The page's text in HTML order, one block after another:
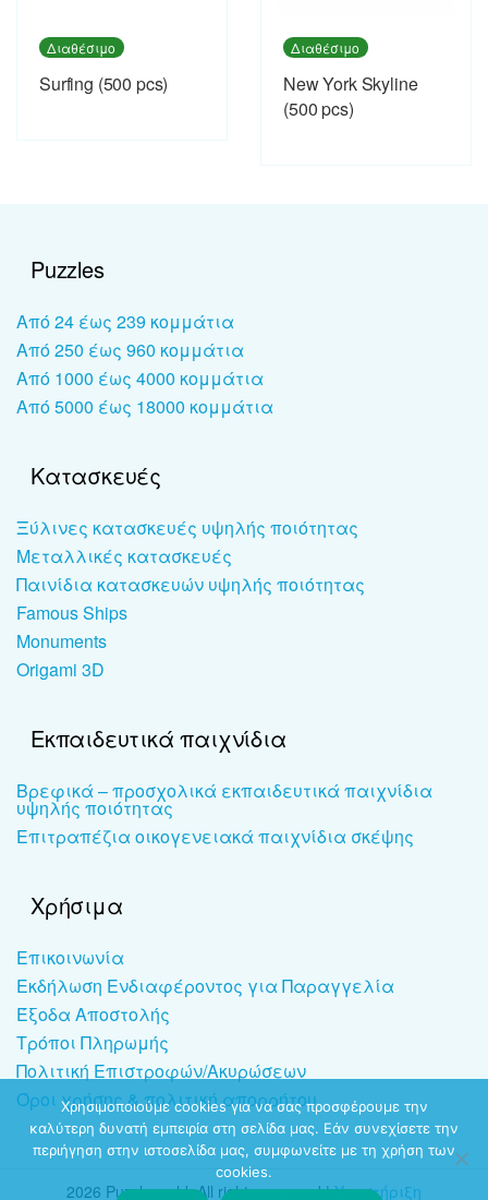
Διαθέσιμο
Surfing (500 pcs)
Διαθέσιμο
New York Skyline
(500 pcs)
Puzzles
Από 24 έως 239 κομμάτια
Από 250 έως 960 κομμάτια
Από 1000 έως 4000 κομμάτια
Από 5000 έως 18000 κομμάτια
Κατασκευές
Ξύλινες κατασκευές υψηλής ποιότητας
Μεταλλικές κατασκευές
Παινίδια κατασκευών υψηλής ποιότητας
Famous Ships
Monuments
Origami 3D
Εκπαιδευτικά παιχνίδια
Βρεφικά – προσχολικά εκπαιδευτικά παιχνίδια
υψηλής ποιότητας
Επιτραπέζια οικογενειακά παιχνίδια σκέψης
Χρήσιμα
Επικοινωνία
Εκδήλωση Ενδιαφέροντος για Παραγγελία
Έξοδα Αποστολής
Τρόποι Πληρωμής
Πολιτική Επιστροφών/Ακυρώσεων
Όροι χρήσης & πολιτική απορρήτου
2026 Puzzleworld. All rights reserved |Υποστήριξη
Χρησιμοποιούμε cookies για να σας προσφέρουμε την
καλύτερη δυνατή εμπειρία στη σελίδα μας. Εάν συνεχίσετε την
περιήγηση στην ιστοσελίδα μας, συμφωνείτε με τη χρήση των
cookies.